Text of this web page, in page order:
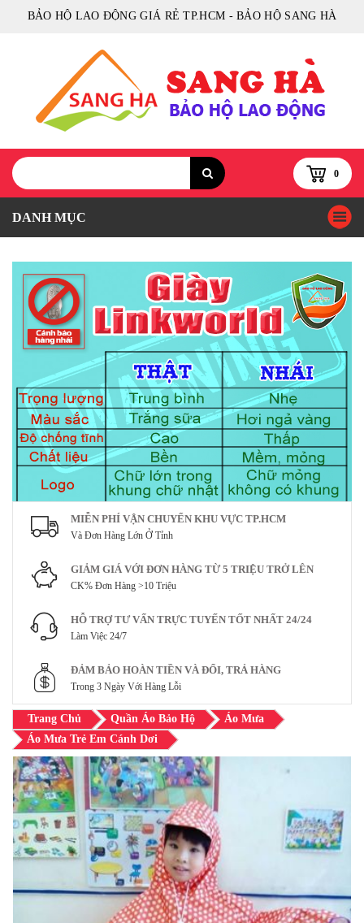
BẢO HỘ LAO ĐỘNG GIÁ RẺ TP.HCM - BẢO HỘ SANG HÀ
0
DANH MỤC
MIỄN PHÍ VẬN CHUYỂN KHU VỰC TP.HCM
Và Đơn Hàng Lớn Ở Tỉnh
GIẢM GIÁ VỚI ĐƠN HÀNG TỪ 5 TRIỆU TRỞ LÊN
CK% Đơn Hàng >10 Triệu
HỖ TRỢ TƯ VẤN TRỰC TUYẾN TỐT NHẤT 24/24
Làm Việc 24/7
ĐẢM BẢO HOÀN TIỀN VÀ ĐỔI, TRẢ HÀNG
Trong 3 Ngày Với Hàng Lỗi
Trang Chủ Quần Áo Bảo Hộ
Áo Mưa
Áo Mưa Trẻ Em Cánh Dơi